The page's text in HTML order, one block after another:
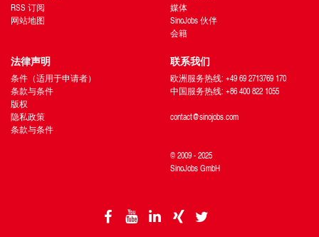
RSS 订阅
网站地图
媒体
SinoJobs 伙伴
会籍
法律声明
条件（适用于申请者）
条款与条件
版权
隐私政策
条款与条件
联系我们
欧洲服务热线: +49 69 2713769 170
中国服务热线: +86 400 822 1055
contact@sinojobs.com
© 2009 - 2025
SinoJobs GmbH